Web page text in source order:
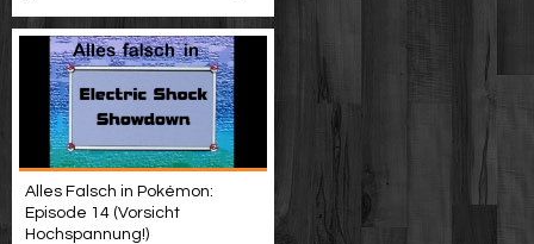
Alles Falsch in Pokémon:
Episode 14 (Vorsicht
Hochspannung!)